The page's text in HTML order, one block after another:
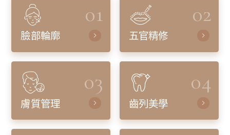
01
臉部輪廓
02
五官精修
03
膚質管理
04
齒列美學